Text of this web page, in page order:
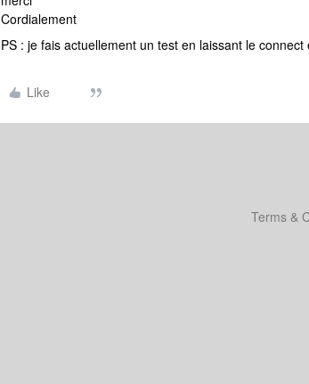
Cordialement
PS : je fais actuellement un test en laissant le
Like
Terms &